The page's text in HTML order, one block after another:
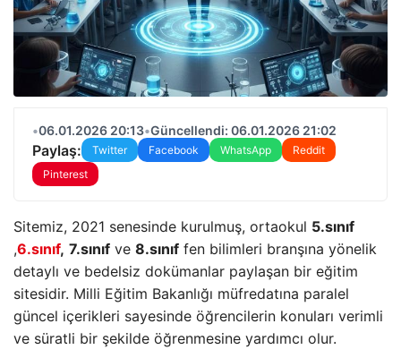
•06.01.2026 20:13•Güncellendi: 06.01.2026 21:02
Paylaş: Twitter Facebook WhatsApp
Reddit
Pinterest
Sitemiz, 2021 senesinde kurulmuş, ortaokul 5.sınıf
,6.sınıf, 7.sınıf ve 8.sınıf fen bilimleri branşına yönelik
detaylı ve bedelsiz dokümanlar paylaşan bir eğitim
sitesidir. Milli Eğitim Bakanlığı müfredatına paralel
güncel içerikleri sayesinde öğrencilerin konuları verimli
ve süratli bir şekilde öğrenmesine yardımcı olur.